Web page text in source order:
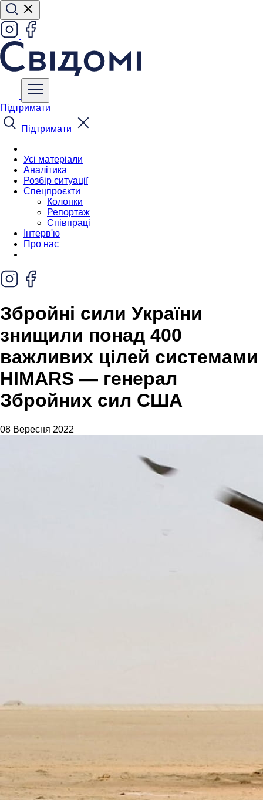
Підтримати
Підтримати
Усі матеріали
Аналітика
Розбір ситуації
Спецпроєкти
Колонки
Репортаж
Співпраці
Інтерв'ю
Про нас
Збройні сили України
знищили понад 400
важливих цілей системами
HIMARS — генерал
Збройних сил США
08 Вересня 2022